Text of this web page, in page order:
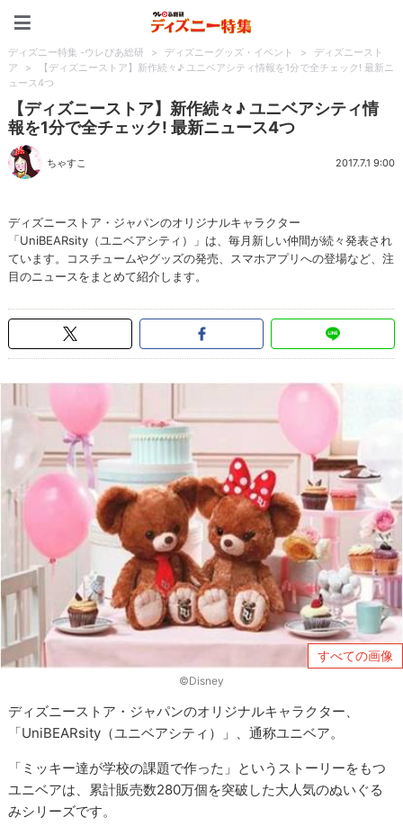
ディズニー特集 -ウレぴあ総研 > ディズニーグッズ・イベント >
ディズニースト
ア
>
【ディズニーストア】新作続々♪ ユニベアシティ情報を1分で全チェック! 最新ニ
ュース4つ
【ディズニーストア】新作続々♪ ユニベアシティ情
報を1分で全チェック! 最新ニュース4つ
ちゃすこ 2017.7.1 9:00
ディズニーストア・ジャパンのオリジナルキャラクター
「UniBEARsity（ユニベアシティ）」は、毎月新しい仲間が続々発表され
ています。コスチュームやグッズの発売、スマホアプリへの登場など、注
目のニュースをまとめて紹介します。
すべての画像
©Disney
ディズニーストア・ジャパンのオリジナルキャラクター、
「UniBEARsity（ユニベアシティ）」、通称ユニベア。
「ミッキー達が学校の課題で作った」というストーリーをもつ
ユニベアは、累計販売数280万個を突破した大人気のぬいぐる
みシリーズです。